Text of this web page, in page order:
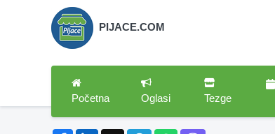
PIJACE.COM
Početna Oglasi Tezge